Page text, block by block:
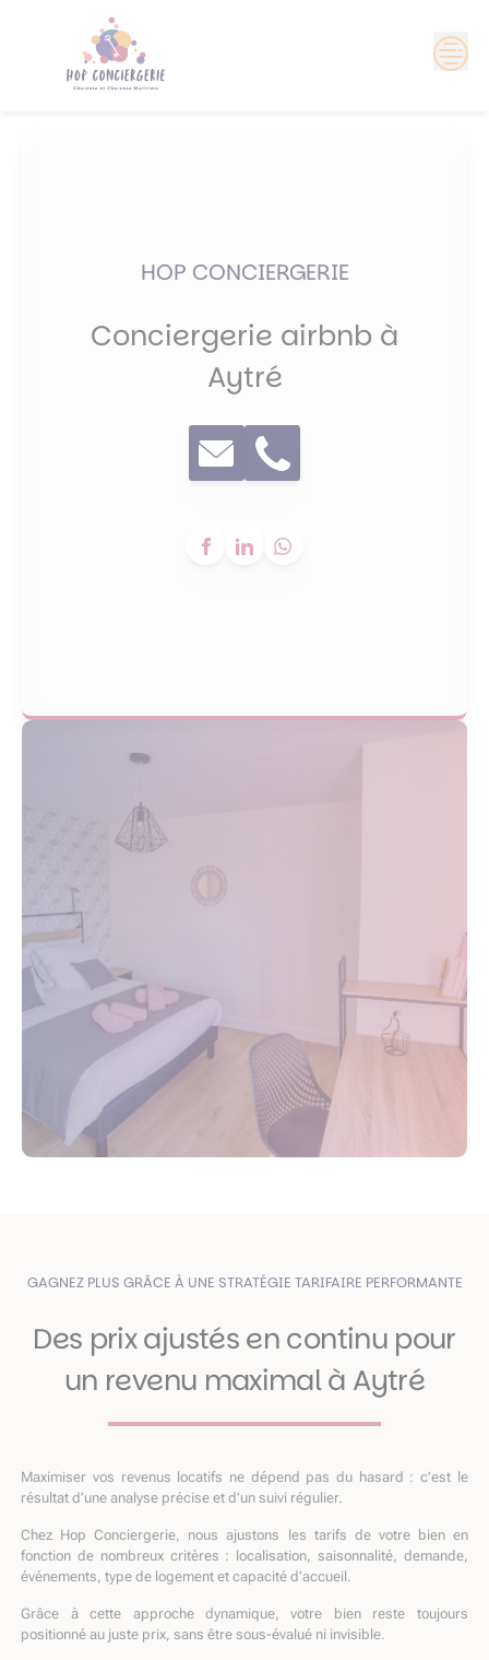
HOP CONCIERGERIE
Conciergerie airbnb à
Aytré
GAGNEZ PLUS GRÂCE À UNE STRATÉGIE TARIFAIRE PERFORMANTE
Des prix ajustés en continu pour
un revenu maximal à Aytré
Maximiser vos revenus locatifs ne dépend pas du hasard : c’est le
résultat d’une analyse précise et d’un suivi régulier.
Chez Hop Conciergerie, nous ajustons les tarifs de votre bien en
fonction de nombreux critères : localisation, saisonnalité, demande,
événements, type de logement et capacité d’accueil.
Grâce à cette approche dynamique, votre bien reste toujours
positionné au juste prix, sans être sous-évalué ni invisible.